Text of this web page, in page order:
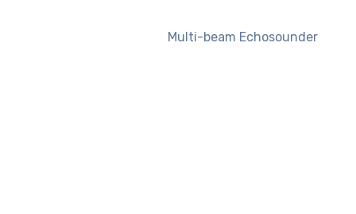
Multi-beam Echosounder